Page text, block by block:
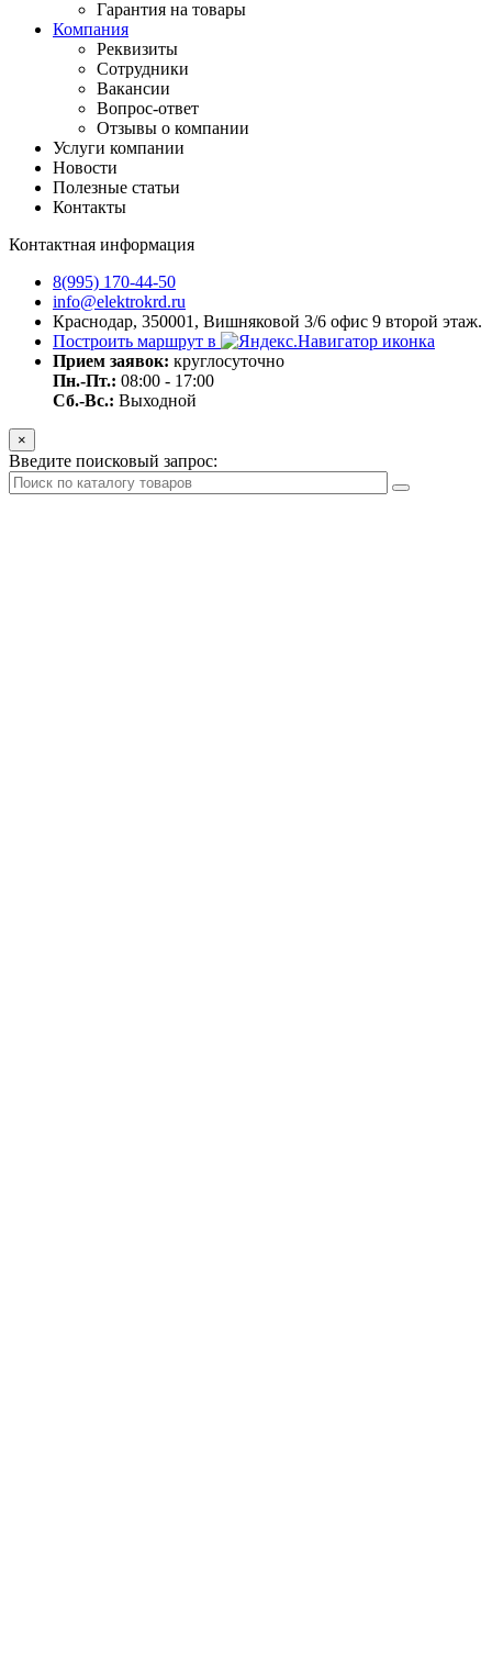
Гарантия на товары
Компания
Реквизиты
Сотрудники
Вакансии
Вопрос-ответ
Отзывы о компании
Услуги компании
Новости
Полезные статьи
Контакты
Контактная информация
8(995) 170-44-50
info@elektrokrd.ru
Краснодар, 350001, Вишняковой 3/6 офис 9 второй этаж.
Построить маршрут в
Прием заявок: круглосуточно
Пн.-Пт.: 08:00 - 17:00
Сб.-Вс.: Выходной
×
Введите поисковый запрос: